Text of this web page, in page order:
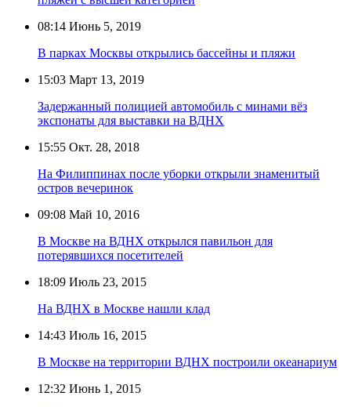
08:14 Июнь 5, 2019
В парках Москвы открылись бассейны и пляжи
15:03 Март 13, 2019
Задержанный полицией автомобиль с минами вёз
экспонаты для выставки на ВДНХ
15:55 Окт. 28, 2018
На Филиппинах после уборки открыли знаменитый
остров вечеринок
09:08 Май 10, 2016
В Москве на ВДНХ открылся павильон для
потерявшихся посетителей
18:09 Июль 23, 2015
На ВДНХ в Москве нашли клад
14:43 Июль 16, 2015
В Москве на территории ВДНХ построили океанариум
12:32 Июнь 1, 2015